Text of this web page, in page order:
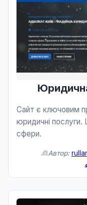
Сайт є ключовим
юридичні послуги.
сфери.
🙎Автор: